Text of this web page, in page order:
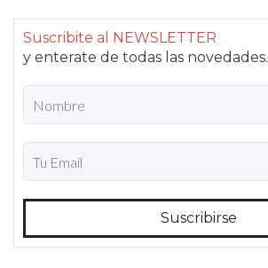
Suscribite al NEWSLETTER
y enterate de todas las novedades.